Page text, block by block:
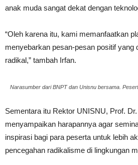
anak muda sangat dekat dengan
“Oleh karena itu, kami memanfaatkan
menyebarkan pesan-pesan positif yang
radikal,” tambah Irfan.
Narasumber dari BNPT dan Unisnu bersama.
Sementara itu Rektor UNISNU, Prof.
menyampaikan harapannya agar
inspirasi bagi para peserta untuk lebih
pencegahan radikalisme di lingkungan